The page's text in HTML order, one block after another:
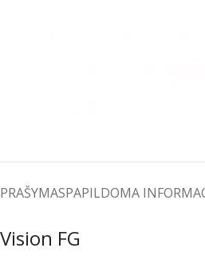
PAPILDOMA
FG